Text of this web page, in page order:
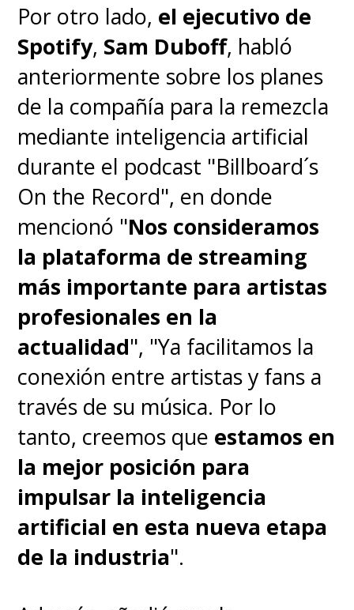
Por otro lado, el ejecutivo de
Spotify, Sam Duboff, habló
anteriormente sobre los planes
de la compañía para la remezcla
mediante inteligencia artificial
durante el podcast "Billboard´s
On the Record", en donde
mencionó "Nos consideramos
la plataforma de streaming
más importante para artistas
profesionales en la
actualidad", "Ya facilitamos la
conexión entre artistas y fans a
través de su música. Por lo
tanto, creemos que estamos en
la mejor posición para
impulsar la inteligencia
artificial en esta nueva etapa
de la industria".